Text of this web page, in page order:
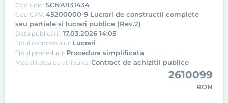
Cod unic: SCNA1131434
Cod CPV: 45200000-9 Lucrari de constructii complete
sau partiale si lucrari publice (Rev.2)
Data publicării: 17.03.2026 14:05
Tipul contractului: Lucrari
Tipul procedurii: Procedura simplificata
Modalitatea de atribuire: Contract de achizitii publice
2610099
RON